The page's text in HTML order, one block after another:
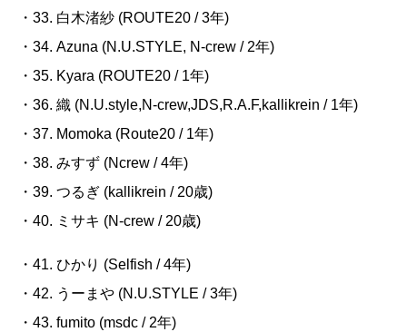
・33. 白木渚紗 (ROUTE20 / 3年)
・34. Azuna (N.U.STYLE, N-crew / 2年)
・35. Kyara (ROUTE20 / 1年)
・36. 織 (N.U.style,N-crew,JDS,R.A.F,kallikrein / 1年)
・37. Momoka (Route20 / 1年)
・38. みすず (Ncrew / 4年)
・39. つるぎ (kallikrein / 20歳)
・40. ミサキ (N-crew / 20歳)
・41. ひかり (Selfish / 4年)
・42. うーまや (N.U.STYLE / 3年)
・43. fumito (msdc / 2年)